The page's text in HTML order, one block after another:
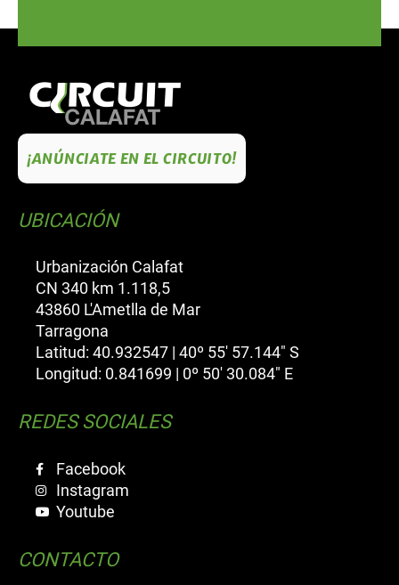
¡ANÚNCIATE EN EL CIRCUITO!
UBICACIÓN
Urbanización Calafat
CN 340 km 1.118,5
43860 L'Ametlla de Mar
Tarragona
Latitud: 40.932547 | 40º 55' 57.144" S
Longitud: 0.841699 | 0º 50' 30.084" E
REDES SOCIALES
Facebook
Instagram
Youtube
CONTACTO